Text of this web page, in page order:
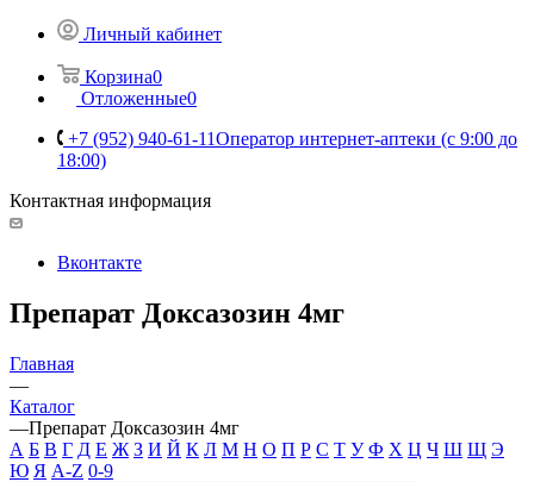
Личный кабинет
Корзина0
Отложенные0
+7 (952) 940-61-11Оператор интернет-аптеки (с 9:00 до
18:00)
Контактная информация
Вконтакте
Препарат Доксазозин 4мг
Главная
—
Каталог
—Препарат Доксазозин 4мг
А Б В Г Д Е Ж З И Й К Л М Н О П Р С Т У Ф Х Ц Ч Ш Щ Э
Ю Я A-Z 0-9